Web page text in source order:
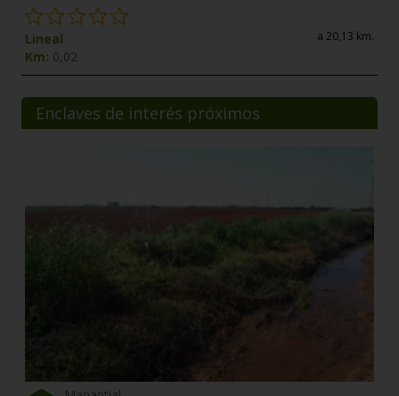
Lineal
Km: 0,02
a 20,13 km.
Enclaves de interés próximos